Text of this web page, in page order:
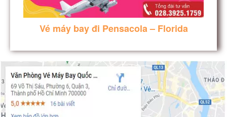
Vé máy bay đi Pensacola – Florida